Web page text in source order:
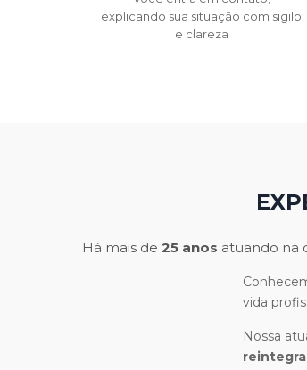
explicando sua situação com sigilo
e clareza
Há mais de 25 anos atuando na
vida
Nossa